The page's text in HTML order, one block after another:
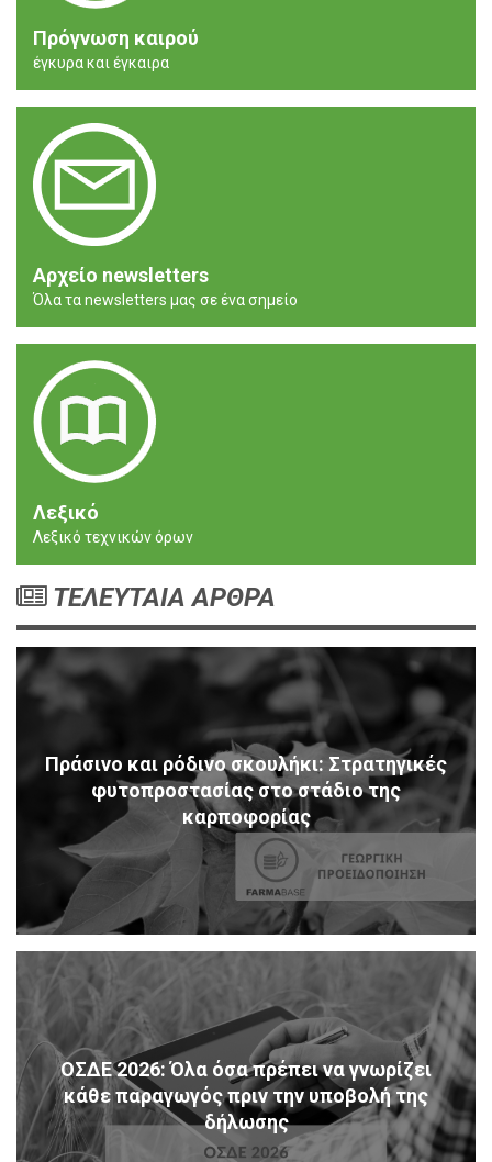
Πρόγνωση καιρού
έγκυρα και έγκαιρα
Αρχείο newsletters
Όλα τα newsletters μας σε ένα σημείο
Λεξικό
Λεξικό τεχνικών όρων
ΤΕΛΕΥΤΑΙΑ ΑΡΘΡΑ
Πράσινο και ρόδινο σκουλήκι: Στρατηγικές
φυτοπροστασίας στο στάδιο της
καρποφορίας
ΟΣΔΕ 2026: Όλα όσα πρέπει να γνωρίζει
κάθε παραγωγός πριν την υποβολή της
δήλωσης